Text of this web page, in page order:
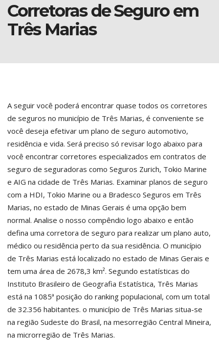
Corretoras de Seguro em
Três Marias
A seguir você poderá encontrar quase todos os corretores
de seguros no município de Três Marias, é conveniente se
você deseja efetivar um plano de seguro automotivo,
residência e vida. Será preciso só revisar logo abaixo para
você encontrar corretores especializados em contratos de
seguro de seguradoras como Seguros Zurich, Tokio Marine
e AIG na cidade de Três Marias. Examinar planos de seguro
com a HDI, Tokio Marine ou a Bradesco Seguros em Três
Marias, no estado de Minas Gerais é uma opção bem
normal. Analise o nosso compêndio logo abaixo e então
defina uma corretora de seguro para realizar um plano auto,
médico ou residência perto da sua residência. O município
de Três Marias está localizado no estado de Minas Gerais e
tem uma área de 2678,3 km². Segundo estatísticas do
Instituto Brasileiro de Geografia Estatística, Três Marias
está na 1085ª posição do ranking populacional, com um total
de 32.356 habitantes. o município de Três Marias situa-se
na região Sudeste do Brasil, na mesorregião Central Mineira,
na microrregião de Três Marias.